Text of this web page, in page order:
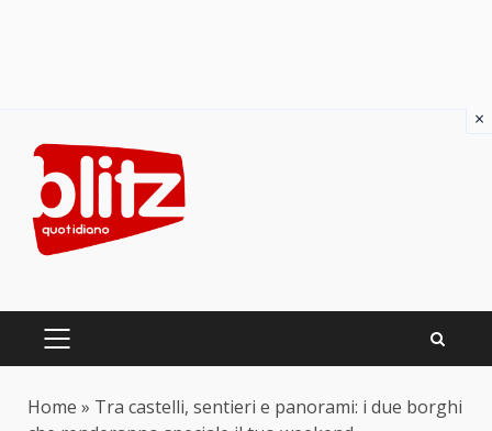
content
PRIMARY
Home » Tra castelli, sentieri e panorami: i due borghi
×